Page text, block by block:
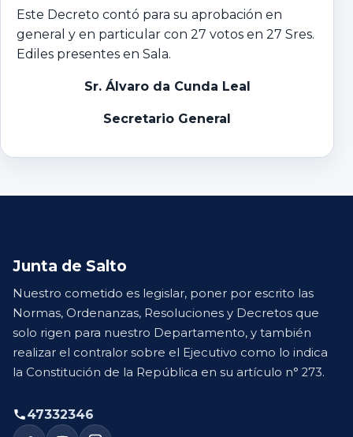
Este Decreto contó para su aprobación en
general y en particular con 27 votos en 27 Sres.
Ediles presentes en Sala.
Sr. Álvaro da Cunda Leal
Secretario General
Junta de Salto
Nuestro cometido es legislar, poner por escrito las
Normas, Ordenanzas, Resoluciones y Decretos que
solo rigen para nuestro Departamento, y también
realizar el contralor sobre el Ejecutivo como lo indica
la Constitución de la República en su artículo n° 273.
47332346